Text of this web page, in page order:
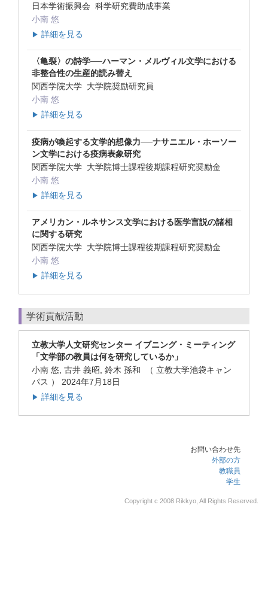
日本学術振興会 科学研究費助成事業
小南 悠
▶ 詳細を見る
〈亀裂〉の詩学──ハーマン・メルヴィル文学における
非整合性の生産的読み替え
関西学院大学 大学院奨励研究員
小南 悠
▶ 詳細を見る
疫病が喚起する文学的想像力──ナサニエル・ホーソー
ン文学における疫病表象研究
関西学院大学 大学院博士課程後期課程研究奨励金
小南 悠
▶ 詳細を見る
アメリカン・ルネサンス文学における医学言説の諸相
に関する研究
関西学院大学 大学院博士課程後期課程研究奨励金
小南 悠
▶ 詳細を見る
学術貢献活動
立教大学人文研究センター イブニング・ミーティング
「文学部の教員は何を研究しているか」
小南 悠, 古井 義昭, 鈴木 孫和 （ 立教大学池袋キャン
パス ） 2024年7月18日
▶ 詳細を見る
お問い合わせ先
外部の方
教職員
学生
Copyright c 2008 Rikkyo, All Rights Reserved.